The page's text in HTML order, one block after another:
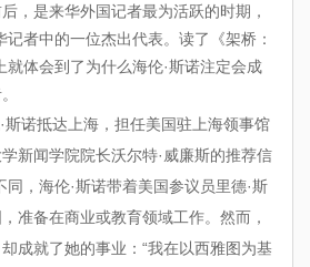
，是来华外国记者最为活跃的时期，
记者中的一位杰出代表。读了《架桥：
就体会到了为什么海伦·斯诺注定会成
斯诺抵达上海，担任美国驻上海领事馆
新闻学院院长沃尔特·威廉斯的推荐信
同，海伦·斯诺带着美国参议员里德·斯
准备在商业或教育领域工作。然而，
成就了她的事业：“我在以西雅图为基